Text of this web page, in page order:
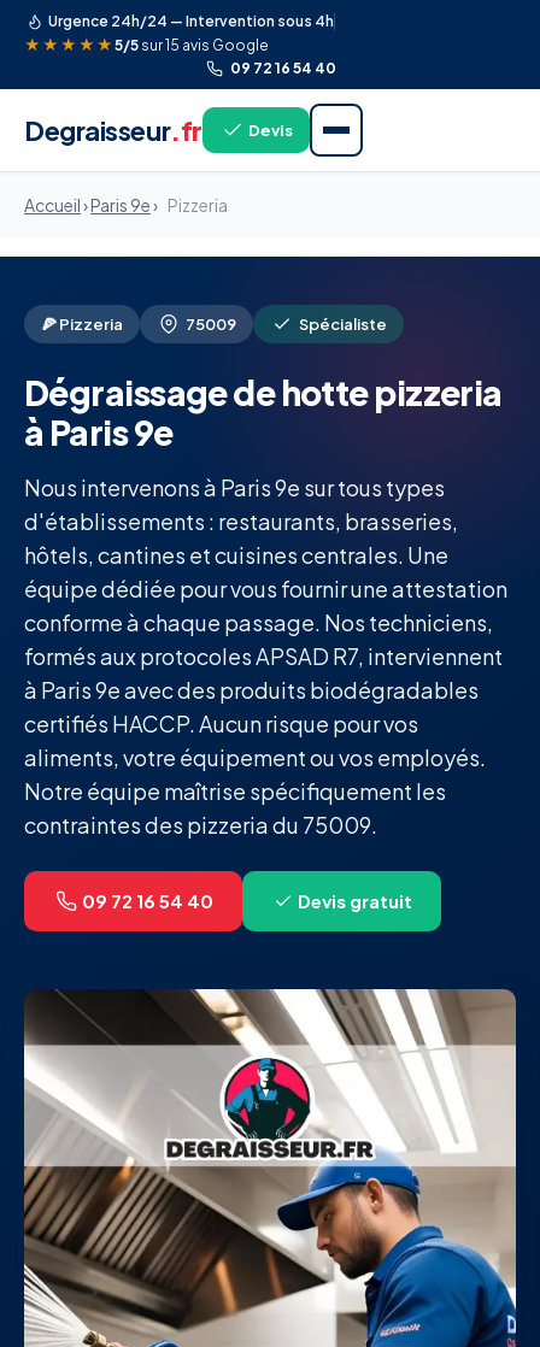
Urgence 24h/24 — Intervention sous 4h
★★★★★ 5/5 sur 15 avis Google
09 72 16 54 40
Degraisseur.fr Devis
Accueil›Paris 9e› Pizzeria
🍕 Pizzeria 75009 Spécialiste
Dégraissage de hotte pizzeria
à Paris 9e
Nous intervenons à Paris 9e sur tous types
d'établissements : restaurants, brasseries,
hôtels, cantines et cuisines centrales. Une
équipe dédiée pour vous fournir une attestation
conforme à chaque passage. Nos techniciens,
formés aux protocoles APSAD R7, interviennent
à Paris 9e avec des produits biodégradables
certifiés HACCP. Aucun risque pour vos
aliments, votre équipement ou vos employés.
Notre équipe maîtrise spécifiquement les
contraintes des pizzeria du 75009.
09 72 16 54 40 Devis gratuit